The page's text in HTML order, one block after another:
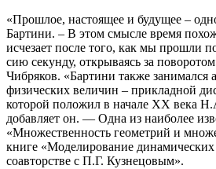
«Прошлое, настоящее и будущее –
Бартини. – В этом смысле время
исчезает после того, как мы прошли
сию секунду, открываясь за
Чибряков. «Бартини также занимался
физических величин – прикладной
которой положил в начале ХХ века
добавляет он. — Одна из наиболее
«Множественность геометрий и
книге «Моделирование динамических
соавторстве с П.Г. Кузнецовым».